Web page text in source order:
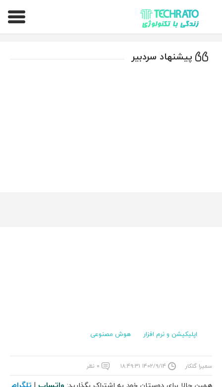
تکراتو – زندگی با تکنولوژی
پیشنهاد سردبیر
اپلیکیشن و نرم افزار هوش مصنوعی
سمیرا گلکار ۱۴۰۲/۹/۱۴ ۱۸:۴۹:۳۱ ۰ نظر